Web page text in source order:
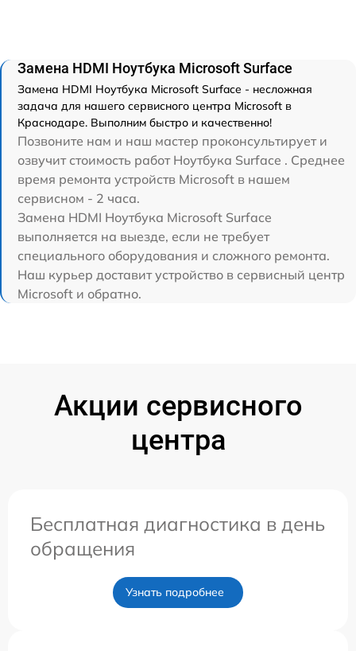
Замена HDMI Ноутбука Microsoft Surface
Замена HDMI Ноутбука Microsoft Surface - несложная
задача для нашего сервисного центра Microsoft в
Краснодаре. Выполним быстро и качественно!
Позвоните нам и наш мастер проконсультирует и
озвучит стоимость работ Ноутбука Surface . Среднее
время ремонта устройств Microsoft в нашем
сервисном - 2 часа.
Замена HDMI Ноутбука Microsoft Surface
выполняется на выезде, если не требует
специального оборудования и сложного ремонта.
Наш курьер доставит устройство в сервисный центр
Microsoft и обратно.
Акции сервисного
центра
Бесплатная диагностика в день
обращения
Узнать подробнее